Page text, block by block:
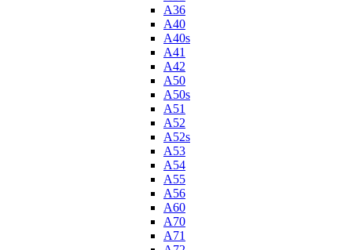
A36
A40
A40s
A41
A42
A50
A50s
A51
A52
A52s
A53
A54
A55
A56
A60
A70
A71